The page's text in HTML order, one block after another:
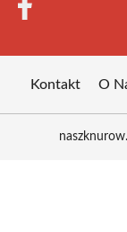
Kontakt O